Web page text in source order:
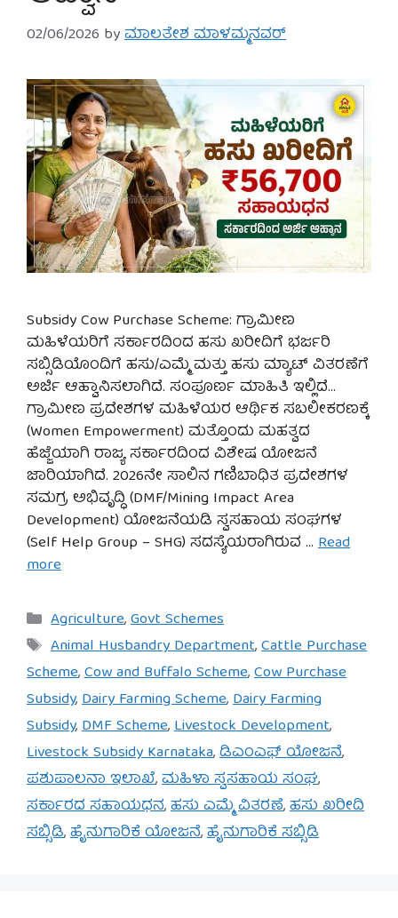
02/06/2026 byಮಾಲತೇಶ ಮಾಳಮ್ಮನವರ್
Subsidy Cow Purchase Scheme: ಗ್ರಾಮೀಣ
ಮಹಿಳೆಯರಿಗೆ ಸರ್ಕಾರದಿಂದ ಹಸು ಖರೀದಿಗೆ ಭರ್ಜರಿ
ಸಬ್ಸಿಡಿಯೊಂದಿಗೆ ಹಸು/ಎಮ್ಮೆ ಮತ್ತು ಹಸು ಮ್ಯಾಟ್ ವಿತರಣೆಗೆ
ಅರ್ಜಿ ಆಹ್ವಾನಿಸಲಾಗಿದೆ. ಸಂಪೂರ್ಣ ಮಾಹಿತಿ ಇಲ್ಲಿದೆ…
ಗ್ರಾಮೀಣ ಪ್ರದೇಶಗಳ ಮಹಿಳೆಯರ ಆರ್ಥಿಕ ಸಬಲೀಕರಣಕ್ಕೆ
(Women Empowerment) ಮತ್ತೊಂದು ಮಹತ್ವದ
ಹೆಜ್ಜೆಯಾಗಿ ರಾಜ್ಯ ಸರ್ಕಾರದಿಂದ ವಿಶೇಷ ಯೋಜನೆ
ಜಾರಿಯಾಗಿದೆ. 2026ನೇ ಸಾಲಿನ ಗಣಿಬಾಧಿತ ಪ್ರದೇಶಗಳ
ಸಮಗ್ರ ಅಭಿವೃದ್ಧಿ (DMF/Mining Impact Area
Development) ಯೋಜನೆಯಡಿ ಸ್ವಸಹಾಯ ಸಂಘಗಳ
(Self Help Group – SHG) ಸದಸ್ಯೆಯರಾಗಿರುವ … Read
more
Categories
Agriculture,Govt Schemes
Tags
Animal Husbandry Department,Cattle Purchase
Scheme,Cow and Buffalo Scheme,Cow Purchase
Subsidy,Dairy Farming Scheme,Dairy Farming
Subsidy,DMF Scheme,Livestock Development,
Livestock Subsidy Karnataka,ಡಿಎಂಎಫ್ ಯೋಜನೆ,
ಪಶುಪಾಲನಾ ಇಲಾಖೆ,ಮಹಿಳಾ ಸ್ವಸಹಾಯ ಸಂಘ,
ಸರ್ಕಾರದ ಸಹಾಯಧನ,ಹಸು ಎಮ್ಮೆ ವಿತರಣೆ,ಹಸು ಖರೀದಿ
ಸಬ್ಸಿಡಿ,ಹೈನುಗಾರಿಕೆ ಯೋಜನೆ,ಹೈನುಗಾರಿಕೆ ಸಬ್ಸಿಡಿ